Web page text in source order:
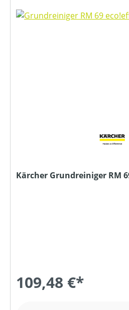
Kärcher Grundreiniger RM
109,48 €*